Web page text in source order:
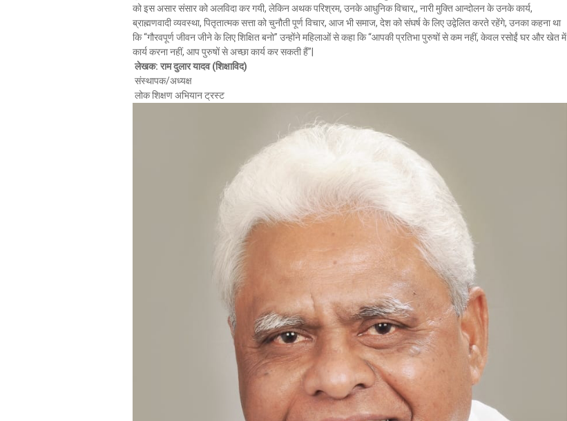
को इस असार संसार को अलविदा कर गयी, लेकिन अथक परिश्रम, उनके आधुनिक विचार,, नारी मुक्ति आन्दोलन के उनके कार्य,
ब्राह्मणवादी व्यवस्था, पितृतात्मक सत्ता को चुनौती पूर्ण विचार, आज भी समाज, देश को संघर्ष के लिए उद्वेलित करते रहेंगे, उनका कहना था
कि “गौरवपूर्ण जीवन जीने के लिए शिक्षित बनो” उन्होंने महिलाओं से कहा कि “आपकी प्रतिभा पुरुषों से कम नहीं, केवल रसोईं घर और खेत में
कार्य करना नहीं, आप पुरुषों से अच्छा कार्य कर सकती हैं”|
लेखक: राम दुलार यादव (शिक्षाविद)
संस्थापक/अध्यक्ष
लोक शिक्षण अभियान ट्रस्ट